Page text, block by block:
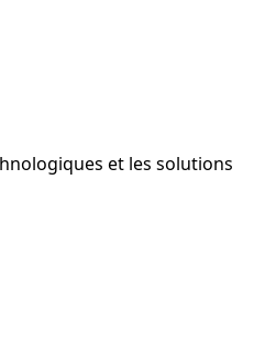
et les solutions